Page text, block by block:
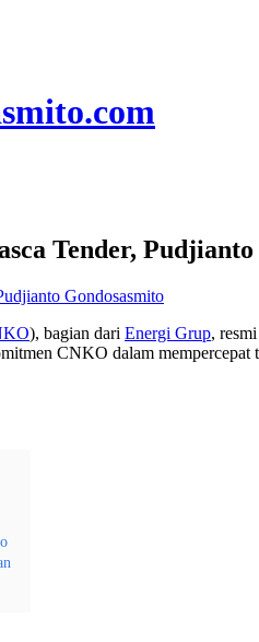
Tender,
Gondosasmito
), bagian dari Energi Grup,
CNKO dalam mempercepat